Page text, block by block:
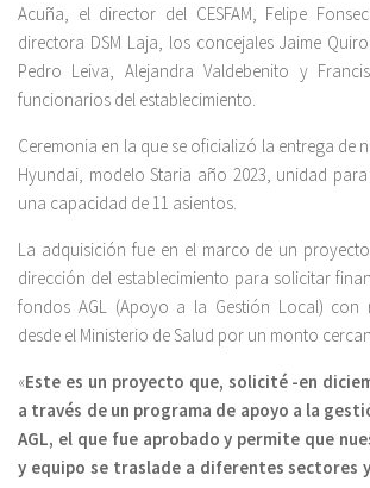
Acuña, el director del CESFAM, Felipe
directora DSM Laja, los concejales Jaime
Pedro Leiva, Alejandra Valdebenito y
funcionarios del establecimiento.
Ceremonia en la que se oficializó la entrega de
Hyundai, modelo Staria año 2023, unidad
una capacidad de 11 asientos.
La adquisición fue en el marco de un
dirección del establecimiento para solicitar
fondos AGL (Apoyo a la Gestión Local) con
desde el Ministerio de Salud por un monto
«Este es un proyecto que, solicité -en
a través de un programa de apoyo a la
AGL, el que fue aprobado y permite que
y equipo se traslade a diferentes sectores